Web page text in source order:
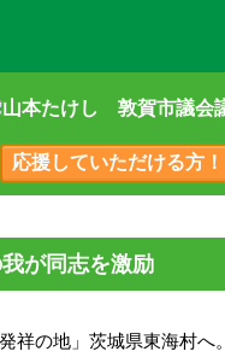
応援していただける方！
が同志を激励
祥の地」茨城県東海村へ。